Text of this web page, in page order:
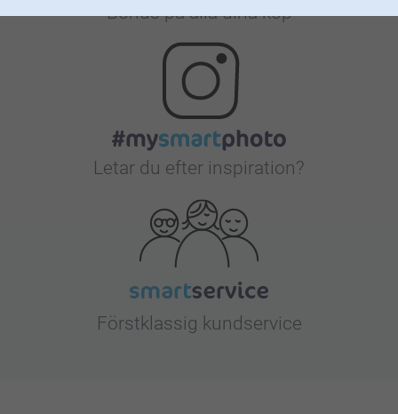
Bonus på alla dina köp
Letar du efter inspiration?
Förstklassig kundservice